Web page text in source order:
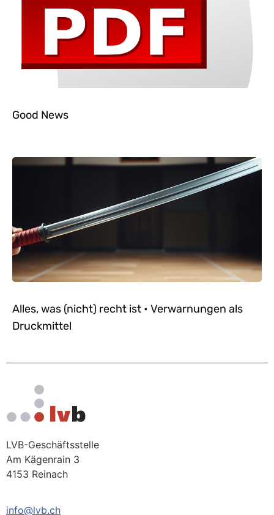
Good News
Alles, was (nicht) recht ist • Verwarnungen als
Druckmittel
LVB-Geschäftsstelle
Am Kägenrain 3
4153 Reinach
info@lvb.ch